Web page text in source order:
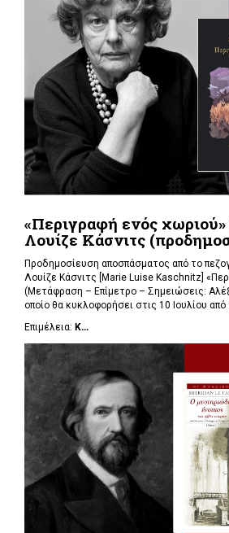
«Περιγραφή ενός
Λουίζε Κάσνιτς
Προδημοσίευση αποσπάσματος από το
Λουίζε Κάσνιτς [Marie Luise Kaschnitz]
(Μετάφραση – Επίμετρο – Σημειώσεις:
οποίο θα κυκλοφορήσει στις 10 Ιουλίου από
Επιμέλεια: Κ...